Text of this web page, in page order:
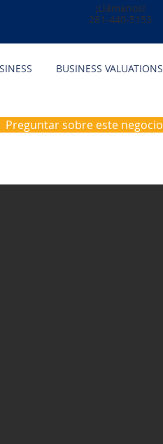
BUSINESS VALUATIONS
¡Llámanos!
281-440-5153
Preguntar sobre este negocio